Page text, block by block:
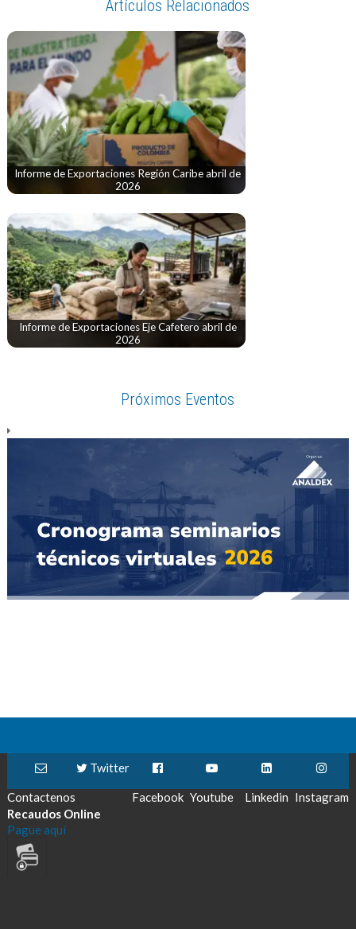
Artículos Relacionados
Informe de Exportaciones Región Caribe abril de
2026
Informe de Exportaciones Eje Cafetero abril de
2026
Próximos Eventos
Contactenos
Twitter
Facebook Youtube Linkedin Instagram
Recaudos Online
Pague aquí